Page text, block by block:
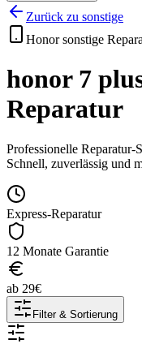
Zurück zu sonstige
Honor sonstige
honor 7
Reparatur
Professionelle Reparatur-
Schnell, zuverlässig und
Express-Reparatur
12 Monate Garantie
ab 29€
Filter & Sortierung